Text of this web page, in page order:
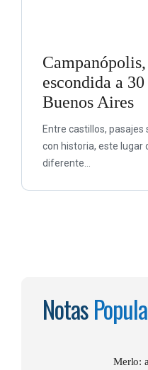
escondida a
Buenos Aires
Entre castillos,
con historia, este lugar
diferente...
Notas
Merlo: